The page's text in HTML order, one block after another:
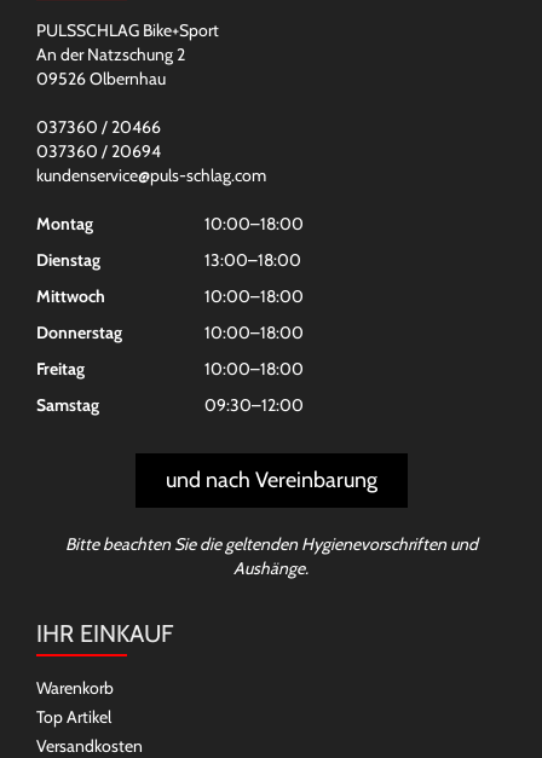
PULSSCHLAG Bike+Sport
An der Natzschung 2
09526 Olbernhau
037360 / 20466
037360 / 20694
kundenservice@puls-schlag.com
Montag
10:00–18:00
Dienstag
13:00–18:00
Mittwoch
10:00–18:00
Donnerstag
10:00–18:00
Freitag
10:00–18:00
Samstag
09:30–12:00
und nach Vereinbarung
Bitte beachten Sie die geltenden Hygienevorschriften und
Aushänge.
IHR EINKAUF
Warenkorb
Top Artikel
Versandkosten